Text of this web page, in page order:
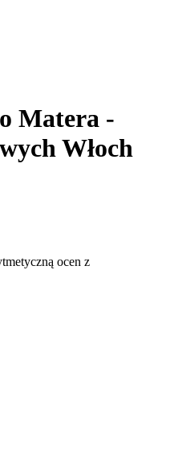
Matera -
Włoch
ocen z